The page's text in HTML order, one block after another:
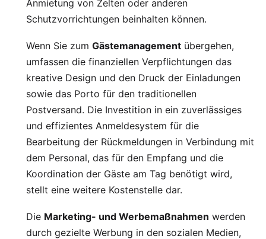
Anmietung von Zelten oder anderen
Schutzvorrichtungen beinhalten können.
Wenn Sie zum Gästemanagement übergehen,
umfassen die finanziellen Verpflichtungen das
kreative Design und den Druck der Einladungen
sowie das Porto für den traditionellen
Postversand. Die Investition in ein zuverlässiges
und effizientes Anmeldesystem für die
Bearbeitung der Rückmeldungen in Verbindung mit
dem Personal, das für den Empfang und die
Koordination der Gäste am Tag benötigt wird,
stellt eine weitere Kostenstelle dar.
Die Marketing- und Werbemaßnahmen werden
durch gezielte Werbung in den sozialen Medien,